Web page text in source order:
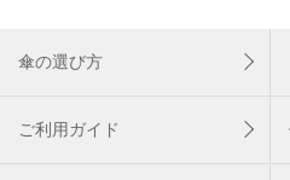
傘の選び方
ご利用ガイド